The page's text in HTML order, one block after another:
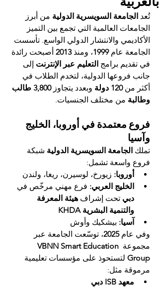
تُعد الجامعة السويسرية الدولية من أبرز
الجامعات العالمية التي تجمع بين التميز
الأكاديمي والانتشار الدولي الواسع. تأسست
الجامعة عام 1999، ومنذ 2013 أصبحت رائدة
في تقديم برامج التعليم عبر الإنترنت إلى
جانب فروعها الدولية، لتخدم الطلاب في
أكثر من 120 دولة وبعدد يتجاوز
3,800 طالب
وطالبة من مختلف الجنسيات.
فروع معتمدة في أوروبا، الخليج
وآسيا
تملك الجامعة السويسرية الدولية شبكة
فروع واسعة تشمل:
أوروبا: زيورخ، لوسيرن، ريغا، ولندن
الخليج العربي: فرع مهني مرخّص في
دبي تحت إشراف هيئة المعرفة
والتنمية البشرية KHDA
آسيا: بيشكيك وأوش
وفي عام 2025، توسّعت الجامعة عبر
مجموعة VBNN Smart Education
Group لتستحوذ على مؤسسات تعليمية
مرموقة مثل:
معهد ISB دبي